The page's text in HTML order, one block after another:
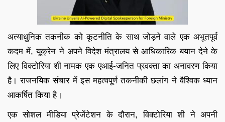
अत्याधुनिक तकनीक को कूटनीति के साथ जोड़ने वाले एक अभूतपूर्व
कदम में, यूक्रेन ने अपने विदेश मंत्रालय से आधिकारिक बयान देने के
लिए विक्टोरिया शी नामक एक एआई-जनित प्रवक्ता का अनावरण किया
है। राजनयिक संचार में इस महत्वपूर्ण तकनीकी छलांग ने वैश्विक ध्यान
आकर्षित किया है।
एक सोशल मीडिया प्रेजेंटेशन के दौरान, विक्टोरिया शी ने अपनी